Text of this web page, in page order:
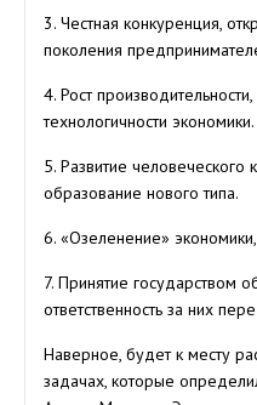
3. Честная конкуренция,
поколения
4. Рост
технологичности экономики.
5. Развитие человеческого
образование нового типа.
6. «Озеленение»
7. Принятие государством
ответственность за них
Наверное, будет к месту
задачах, которые